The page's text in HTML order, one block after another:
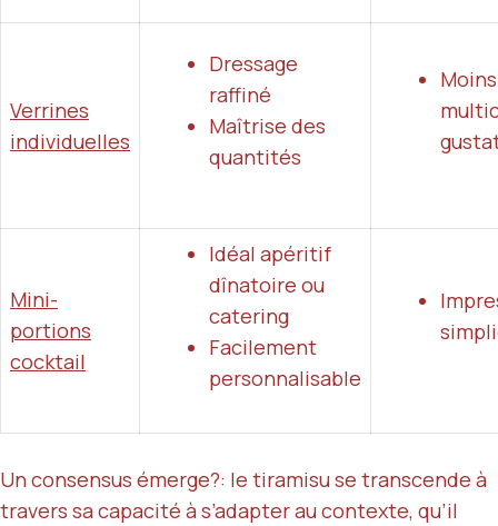
Verrines
individuelles
Dressage
raffiné
Maîtrise des
quantités
Mini-
portions
cocktail
Idéal apéritif
dînatoire ou
catering
Facilement
personnalisable
Un consensus émerge?: le tiramisu se transcende à
travers sa capacité à s’adapter au contexte, qu’il